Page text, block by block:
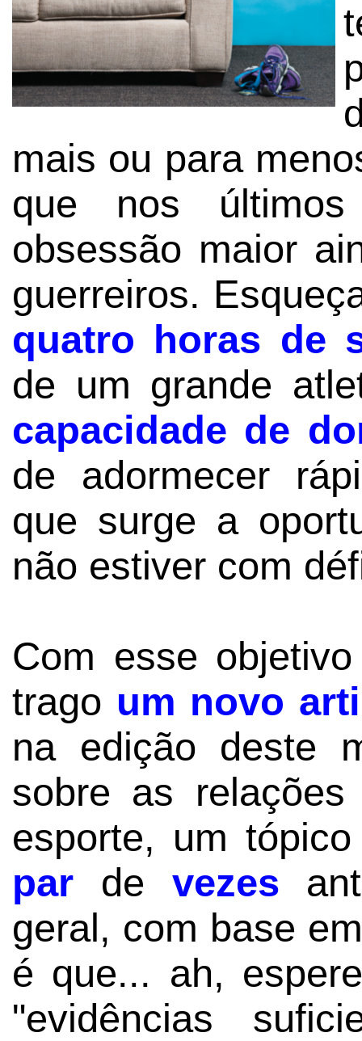
mais ou para
que nos
obsessão maior
guerreiros.
quatro horas de
de um grande
capacidade de
de adormecer
que surge a
não estiver com
Com esse
trago um novo
na edição deste
sobre as
esporte, um
par de vezes
geral, com base
é que... ah,
"evidências